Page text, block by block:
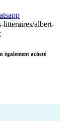
litteraires/albert-
également acheté